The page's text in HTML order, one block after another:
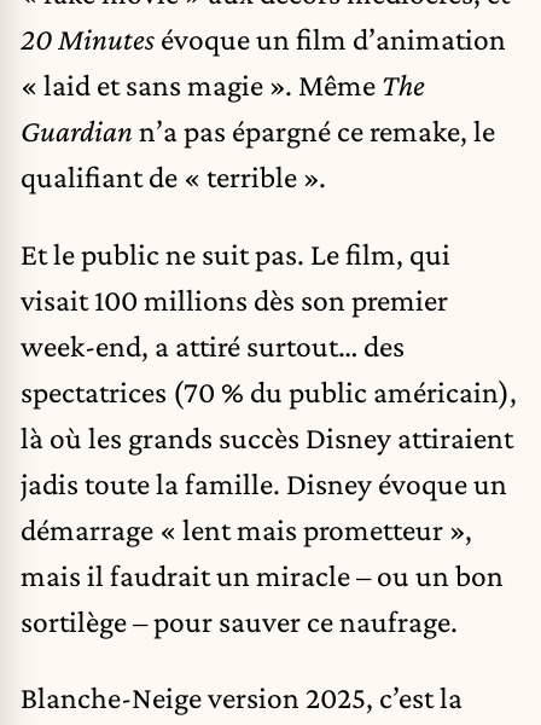
20 Minutes évoque un film d’animation
« laid et sans magie ». Même The
Guardian n’a pas épargné ce remake, le
qualifiant de « terrible ».
Et le public ne suit pas. Le film, qui
visait 100 millions dès son premier
week-end, a attiré surtout… des
spectatrices (70 % du public américain),
là où les grands succès Disney attiraient
jadis toute la famille. Disney évoque un
démarrage « lent mais prometteur »,
mais il faudrait un miracle – ou un bon
sortilège – pour sauver ce naufrage.
Blanche-Neige version 2025, c’est la